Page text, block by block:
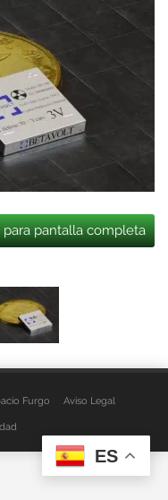
para pantalla completa
Furgo Aviso Legal
ES